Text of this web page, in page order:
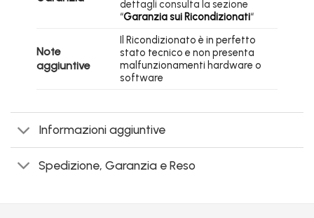
dettagli consulta la sezione
“Garanzia sui Ricondizionati“
Note
aggiuntive
Il Ricondizionato è in perfetto
stato tecnico e non presenta
malfunzionamenti hardware o
software
Informazioni aggiuntive
Spedizione, Garanzia e Reso